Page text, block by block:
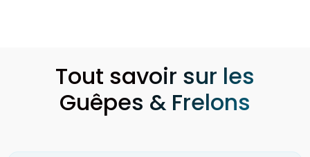
Tout savoir sur les
Guêpes & Frelons